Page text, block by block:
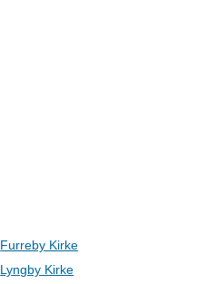
Furreby Kirke
Lyngby Kirke